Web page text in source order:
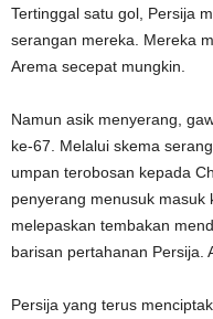
Tertinggal satu gol, Persija
serangan mereka. Mereka
Arema secepat mungkin.
Namun asik menyerang,
ke-67. Melalui skema
umpan terobosan kepada
penyerang menusuk masuk
melepaskan tembakan
barisan pertahanan Persija.
Persija yang terus